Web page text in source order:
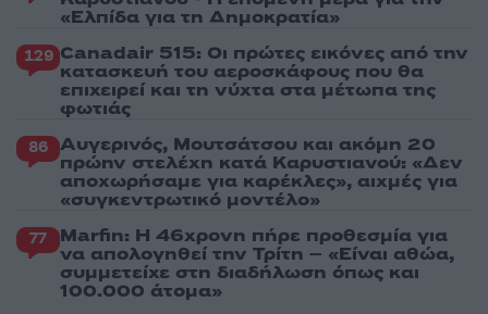
«Ελπίδα για τη Δημοκρατία»
129 Canadair 515: Οι πρώτες εικόνες από την
κατασκευή του αεροσκάφους που θα
επιχειρεί και τη νύχτα στα μέτωπα της
φωτιάς
86 Αυγερινός, Μουτσάτσου και ακόμη 20
πρώην στελέχη κατά Καρυστιανού: «Δεν
αποχωρήσαμε για καρέκλες», αιχμές για
«συγκεντρωτικό μοντέλο»
77 Marfin: Η 46χρονη πήρε προθεσμία για
να απολογηθεί την Τρίτη – «Είναι αθώα,
συμμετείχε στη διαδήλωση όπως και
100.000 άτομα»